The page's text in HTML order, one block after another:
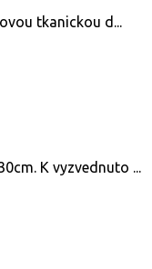
tkanickou d...
K vyzvednuto ...